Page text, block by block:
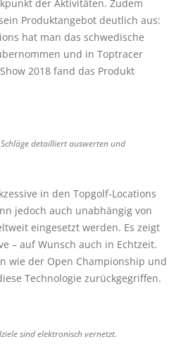
der Aktivitäten. Zudem
Produktangebot deutlich aus:
hat man das schwedische
und in Toptracer
2018 fand das Produkt
detailliert auswerten und
in den Topgolf-Locations
jedoch auch unabhängig von
eingesetzt werden. Es zeigt
– auf Wunsch auch in Echtzeit.
wie der Open Championship und
Technologie zurückgegriffen.
sind elektronisch vernetzt.